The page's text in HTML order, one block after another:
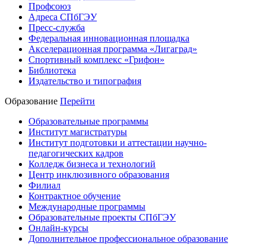
Профсоюз
Адреса СПбГЭУ
Пресс-служба
Федеральная инновационная площадка
Акселерационная программа «Лигаград»­­
Спортивный комплекс «Грифон»
Библиотека
Издательство и типография
Образование Перейти
Образовательные программы
Институт магистратуры
Институт подготовки и аттестации научно-
педагогических кадров
Колледж бизнеса и технологий
Центр инклюзивного образования
Филиал
Контрактное обучение
Международные программы
Образовательные проекты СПбГЭУ
Онлайн-курсы
Дополнительное профессиональное образование